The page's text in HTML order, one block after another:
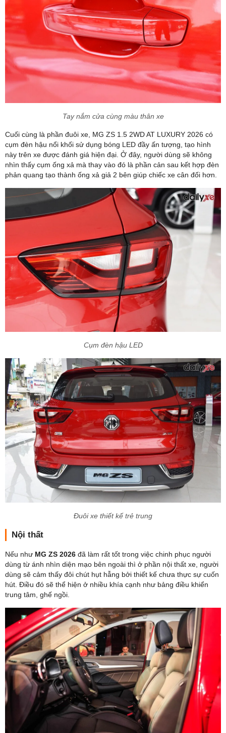
Tay nắm cửa cùng màu thân xe
Cuối cùng là phần đuôi xe, MG ZS 1.5 2WD AT LUXURY 2026 có
cụm đèn hậu nổi khối sử dụng bóng LED đầy ấn tượng, tạo hình
này trên xe được đánh giá hiện đại. Ở đây, người dùng sẽ không
nhìn thấy cụm ống xả mà thay vào đó là phần cản sau kết hợp đèn
phản quang tạo thành ống xả giả 2 bên giúp chiếc xe cân đối hơn.
Cụm đèn hậu LED
Đuôi xe thiết kế trẻ trung
Nội thất
Nếu như MG ZS 2026 đã làm rất tốt trong việc chinh phục người
dùng từ ánh nhìn diện mạo bên ngoài thì ở phần nội thất xe, người
dùng sẽ cảm thấy đôi chút hụt hẫng bởi thiết kế chưa thực sự cuốn
hút. Điều đó sẽ thể hiện ở nhiều khía cạnh như bảng điều khiển
trung tâm, ghế ngồi.